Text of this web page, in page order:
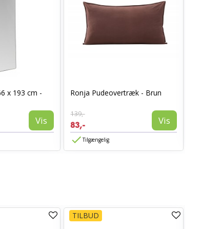
x 193 cm -
Vis
Ronja Pudeovertræk - Brun
139,-
83,- Vis
Tilgængelig
TILBUD